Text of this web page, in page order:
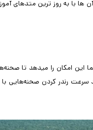
با به روز ترین متدهای
این امکان را میدهد تا
سرعت رندر کردن صحنه‌هایی